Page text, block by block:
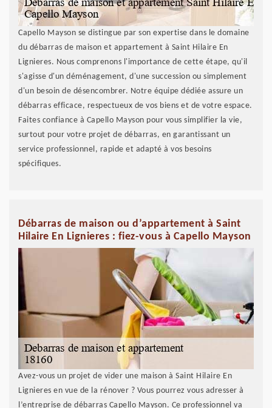
Capello Mayson se distingue par son expertise dans le domaine
du débarras de maison et appartement à Saint Hilaire En
Lignieres. Nous comprenons l'importance de cette étape, qu'il
s'agisse d'un déménagement, d'une succession ou simplement
d'un besoin de désencombrer. Notre équipe dédiée assure un
débarras efficace, respectueux de vos biens et de votre espace.
Faites confiance à Capello Mayson pour vous simplifier la vie,
surtout pour votre projet de débarras, en garantissant un
service professionnel, rapide et adapté à vos besoins
spécifiques.
Débarras de maison ou d’appartement à Saint
Hilaire En Lignieres : fiez-vous à Capello Mayson
Avez-vous un projet de vider une maison à Saint Hilaire En
Lignieres en vue de la rénover ? Vous pourrez vous adresser à
l’entreprise de débarras Capello Mayson. Ce professionnel va